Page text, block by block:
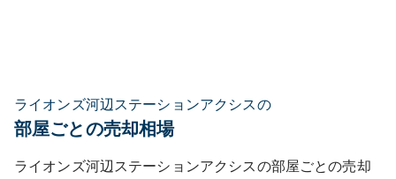
ライオンズ河辺ステーションアクシスの
部屋ごとの売却相場
ライオンズ河辺ステーションアクシスの部屋ごとの売却